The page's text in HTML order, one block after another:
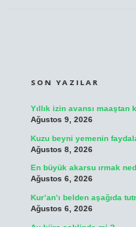
SON YAZILAR
Yıllık izin avansı maaştan
Ağustos 9, 2026
Kuzu beyni yemenin
Ağustos 8, 2026
En büyük akarsu ırmak
Ağustos 6, 2026
Kur’an’ı belden aşağıda
Ağustos 6, 2026